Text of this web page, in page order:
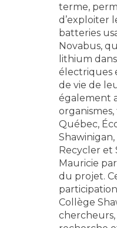
terme,
d’exploiter
batteries
Novabus,
lithium
électriques
de vie de
également
Québec,
Recycler et
Mauricie
du projet.
Collège
chercheurs,